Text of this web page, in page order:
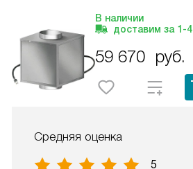
В наличии
доставим за 1-4
59 670 руб.
Средняя оценка
5